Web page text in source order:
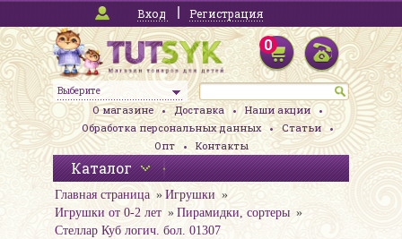
Вход Регистрация
Выберите
0
О магазине Доставка
Наши акции
Обработка персональных данных
Статьи
Опт
Контакты
Каталог
Главная страница
Игрушки
Игрушки от 0-2 лет
Пирамидки, сортеры
Стеллар Куб логич. бол. 01307